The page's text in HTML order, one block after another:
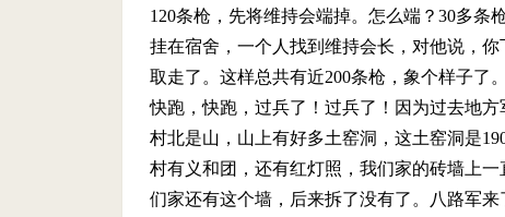
120条枪，先将维持会端掉。怎么端？30多条
挂在宿舍，一个人找到维持会长，对他说，
取走了。这样总共有近200条枪，象个样子了
快跑，快跑，过兵了！过兵了！因为过去地
村北是山，山上有好多土窑洞，这土窑洞是
村有义和团，还有红灯照，我们家的砖墙上
们家还有这个墙，后来拆了没有了。八路军